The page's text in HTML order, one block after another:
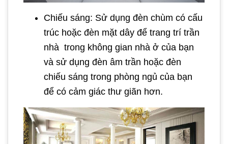
Chiếu sáng: Sử dụng đèn chùm có cấu
trúc hoặc đèn mặt dây để trang trí trần
nhà trong không gian nhà ở của bạn
và sử dụng đèn âm trần hoặc đèn
chiếu sáng trong phòng ngủ của bạn
để có cảm giác thư giãn hơn.